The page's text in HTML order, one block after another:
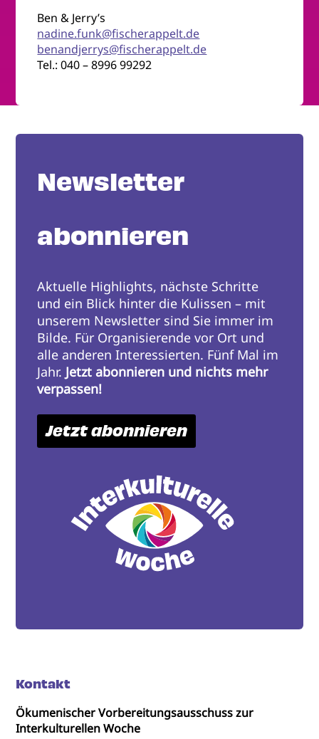
Ben & Jerry’s
nadine.funk@fischerappelt.de
benandjerrys@fischerappelt.de
Tel.: 040 – 8996 99292
Newsletter
abonnieren
Aktuelle Highlights, nächste Schritte
und ein Blick hinter die Kulissen – mit
unserem Newsletter sind Sie immer im
Bilde. Für Organisierende vor Ort und
alle anderen Interessierten. Fünf Mal im
Jahr. Jetzt abonnieren und nichts mehr
verpassen!
Jetzt abonnieren
Kontakt
Ökumenischer Vorbereitungsausschuss zur
Interkulturellen Woche